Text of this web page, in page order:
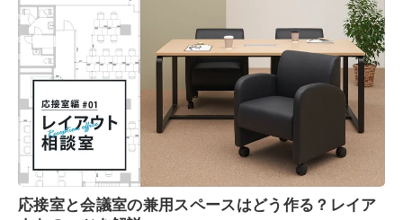
応接室と会議室の兼用スペースはどう作る？レイア